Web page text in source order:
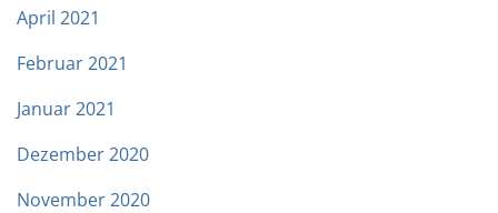
April 2021
Februar 2021
Januar 2021
Dezember 2020
November 2020